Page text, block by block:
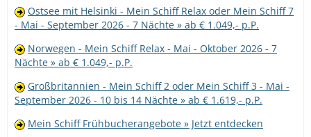
Ostsee mit Helsinki - Mein Schiff Relax oder Mein Schiff 7
- Mai - September 2026 - 7 Nächte » ab € 1.049,- p.P.
Norwegen - Mein Schiff Relax - Mai - Oktober 2026 - 7
Nächte » ab € 1.049,- p.P.
Großbritannien - Mein Schiff 2 oder Mein Schiff 3 - Mai -
September 2026 - 10 bis 14 Nächte » ab € 1.619,- p.P.
Mein Schiff Frühbucherangebote » Jetzt entdecken